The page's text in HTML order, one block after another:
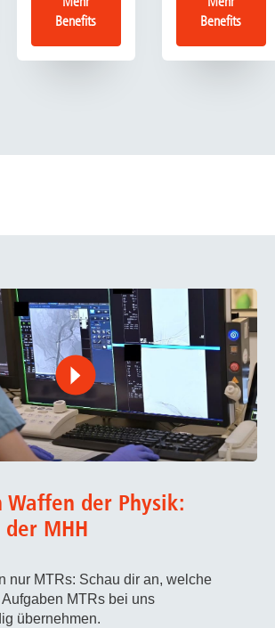
Benefits
Benefits
der Physik:
der MHH
nur MTRs: Schau dir an, welche
MTRs bei uns
übernehmen.